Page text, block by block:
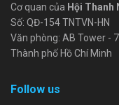
Cơ quan của Hội Thanh
Số: QĐ-154 TNTVN-HN
Văn phòng: AB Tower -
Thành phố Hồ Chí Minh
Follow us